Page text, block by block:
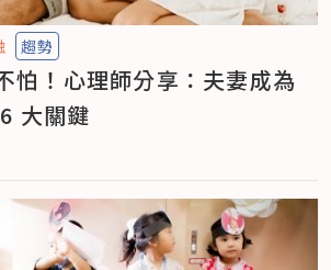
趨勢
怕！心理師分享：夫妻成為
大關鍵